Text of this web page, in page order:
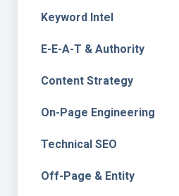
Keyword Intel
E-E-A-T & Authority
Content Strategy
On-Page Engineering
Technical SEO
Off-Page & Entity